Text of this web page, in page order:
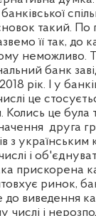
такий. По
її так, до
неможливо.
банк
рік. І у
це
Колись це була
друга
з українським
і
прискорена
ринок,
до виведення
числі і